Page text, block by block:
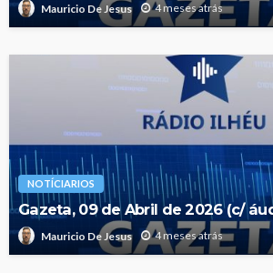
Mauricio De Jesus 4 meses atrás
NOTÍCIARIOS
Gazeta, 09 de Abril de 2026 (c/
Mauricio De Jesus 4 meses atrás